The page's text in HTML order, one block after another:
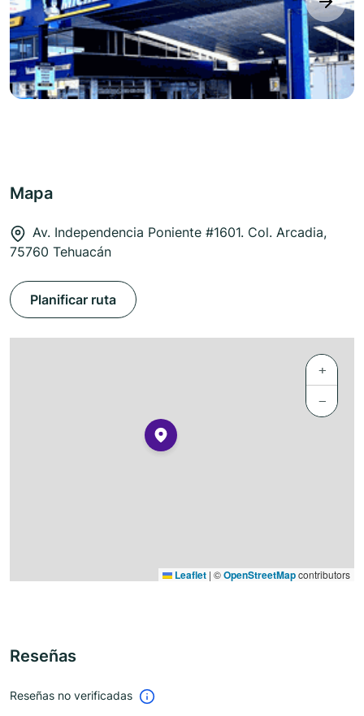
Mapa
Av. Independencia Poniente #1601. Col. Arcadia,
75760 Tehuacán
Planificar ruta
+
−
Leaflet | ©OpenStreetMapcontributors
Reseñas
Reseñas no verificadas